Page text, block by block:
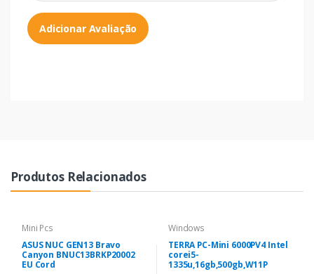
Adicionar Avaliação
Produtos Relacionados
Mini Pcs
ASUS NUC GEN13 Bravo
Canyon BNUC13BRKP20002
EU Cord
Windows
TERRA PC-Mini 6000PV4 Intel
corei5-
1335u,16gb,500gb,W11P